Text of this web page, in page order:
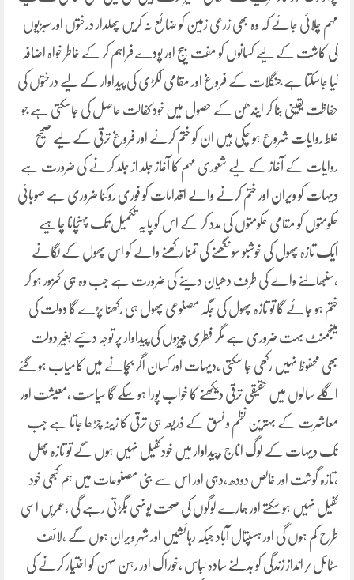
مہم چلائی جائے کہ وہ بھی زرعی زمین کو ضائع نہ کریں پھلدار درختوں اور سبزیوں
کی کاشت کے لیے کسانوں کو مفت بیج اور پودے فراہم کر کے خاطر خواہ اضافہ
کیا جاسکتا ہے جنگلات کے فروغ اور مقامی لکڑی کی پیداوار کے لیے درختوں کی
حفاظت یقینی بنا کر ایندھن کے حصول میں خود کفالت حاصل کی جاسکتی ہے جو
غلط روایات شروع ہو چکی ہیں ان کو ختم کرنے اور فروغ ترقی کے لیے صحیح
روایات کے آغاز کے لیے شعوری مہم کا آغاز جلد از جلد کرنے کی ضرورت ہے
دیہات کو ویران اور ختم کرنے والے اقدامات کو فوری روکنا ضروری ہے صوبائی
حکومتوں کو مقامی حکومتوں کی مدد کر کے اس کو پایہ تکمیل تک پہنچانا چاہیے
ایک تازہ پھول کی خوشبو سو نگھنے کی تمنا رکھنے والے کو اس پھول کے لگانے
،سنبھالنے والے کی طرف دھیان دینے کی ضرورت ہے جب وہ ہی کمزور ہو کر
ختم ہو جائے گا تو تازہ پھول کی جگہ مصنوعی پھول ہی رکھنا پڑے گا دولت کی
مینجمنٹ بہت ضروری ہے مگر فطری چیزوں کی پیداوار پر توجہ دئیے بغیر دولت
بھی محفوظ نہیں رکھی جا سکتی ،دیہات اور کسان اگر بچانے میں کامیاب ہو گئے
اگلے سالوں میں حقیقی ترقی دیکھنے کا خواب پورا ہو سکے گا سیاست ،معیشت اور
معاشرت کے بہترین نظم و نسق کے ذریعہ ہی ترقی کا زینہ چڑھا جاتا ہے جب
تک دیہات کے لوگ اناج ،پیداوار میں خودکفیل نہیں ہوں گے تو تازہ پھل
،تازہ گوشت اور خالص دودھ ،دہی اور اس سے بنی مصنوعات میں ہم کبھی خود
کفیل نہیں ہو سکتے اور ہمارے لوگوں کی صحت یونہی بگڑتی رہے گی ،عمریں اسی
طرح کم ہوں گی اور ہسپتال آباد جبکہ رہائشیں اور شہر ویران ہوں گے ،لائف
سٹائل /انداز زندگی کو بدلنے سادہ لباس ،خوراک اور رہن سہن کو اختیار کرنے کی